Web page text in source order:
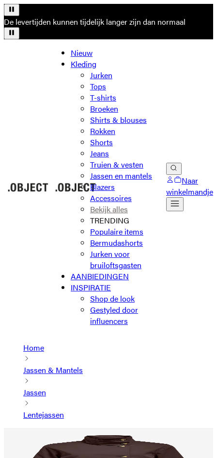
De levertijden kunnen tijdelijk langer zijn dan normaal
Nieuw
Kleding
Jurken
Tops
T-shirts
Broeken
Shirts & blouses
Rokken
Shorts
Jeans
Truien & vesten
Jassen en mantels
Blazers
Accessoires
Bekijk alles
TRENDING
Populaire items
Bermudashorts
Jurken voor
bruiloftsgasten
AANBIEDINGEN
INSPIRATIE
Shop de look
Gestyled door
influencers
Naar
winkelmandje
Home
Jassen & Mantels
Jassen
Lentejassen